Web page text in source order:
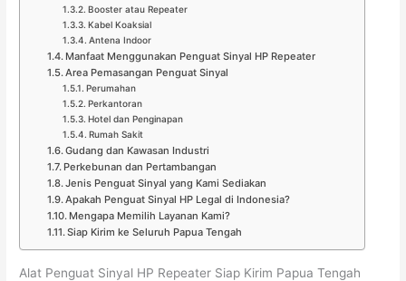
Booster atau Repeater
Kabel Koaksial
Antena Indoor
Manfaat Menggunakan Penguat Sinyal HP Repeater
Area Pemasangan Penguat Sinyal
Perumahan
Perkantoran
Hotel dan Penginapan
Rumah Sakit
Gudang dan Kawasan Industri
Perkebunan dan Pertambangan
Jenis Penguat Sinyal yang Kami Sediakan
Apakah Penguat Sinyal HP Legal di Indonesia?
Mengapa Memilih Layanan Kami?
Siap Kirim ke Seluruh Papua Tengah
Alat Penguat Sinyal HP Repeater Siap Kirim Papua Tengah